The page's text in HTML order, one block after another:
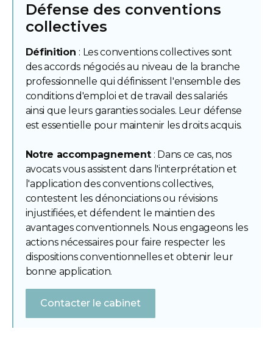
Défense des conventions
collectives
Définition : Les conventions collectives sont
des accords négociés au niveau de la branche
professionnelle qui définissent l'ensemble des
conditions d'emploi et de travail des salariés
ainsi que leurs garanties sociales. Leur défense
est essentielle pour maintenir les droits acquis.
Notre accompagnement : Dans ce cas, nos
avocats vous assistent dans l'interprétation et
l'application des conventions collectives,
contestent les dénonciations ou révisions
injustifiées, et défendent le maintien des
avantages conventionnels. Nous engageons les
actions nécessaires pour faire respecter les
dispositions conventionnelles et obtenir leur
bonne application.
Contacter le cabinet